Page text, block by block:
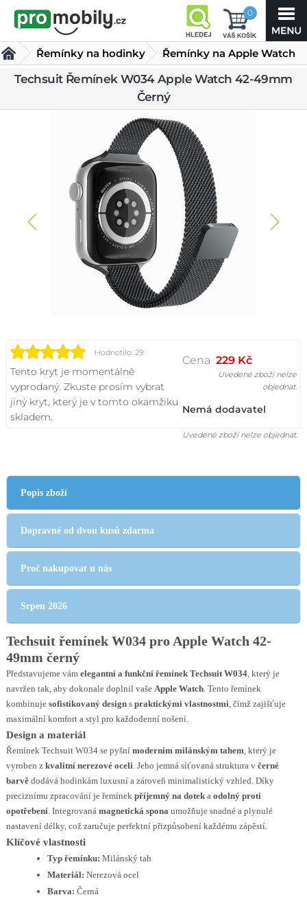
0
Řemínky na hodinky
Řemínky na Apple Watch
Techsuit Řemínek
Techsuit Řemínek W034 Apple Watch 42-49mm
Černý
Hodnotilo: 29
Tento kryt je momentálně
vyprodaný. Zkuste prosím vybrat
jiný kryt, který je v tomto okamžiku
skladem.
Cena 229 Kč
Uvedené zboží nelze
objednat.
Nemá dodavatel
Uvedené zboží nelze objednat.
Popis zboží
Dopravné od dvou kusů zdarma
Proč nakupovat u nás
Srpen 2026
Techsuit řemínek W034 pro Apple Watch 42-
49mm černý
Představujeme vám elegantní a funkční řemínek Techsuit W034, který je
navržen tak, aby dokonale doplnil vaše Apple Watch. Tento řemínek
kombinuje sofistikovaný designs praktickými vlastnostmi, čímž zajišťuje
maximální komfort a styl pro každodenní nošení.
Design a materiál
Řemínek Techsuit W034 se pyšní moderním milánským tahem, který je
vyroben z kvalitní nerezové oceli. Jeho jemná síťovaná struktura v černé
barvědodává hodinkám luxusní a zároveň minimalistický vzhled. Díky
preciznímu zpracování je řemínek příjemný na doteka odolný proti
opotřebení. Integrovaná magnetická sponaumožňuje snadné a plynulé
nastavení délky, což zaručuje perfektní přizpůsobení každému zápěstí.
Klíčové vlastnosti
Typ řemínku: Milánský tah
Materiál: Nerezová ocel
Barva: Černá